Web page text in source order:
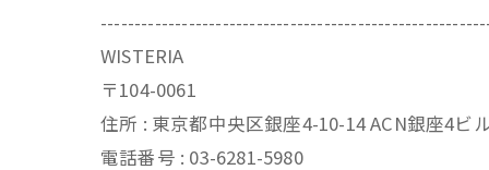
WISTERIA
〒104-0061
住所 : 東京都中央区銀座4-10-14 ACN銀座4ビ
電話番号 : 03-6281-5980